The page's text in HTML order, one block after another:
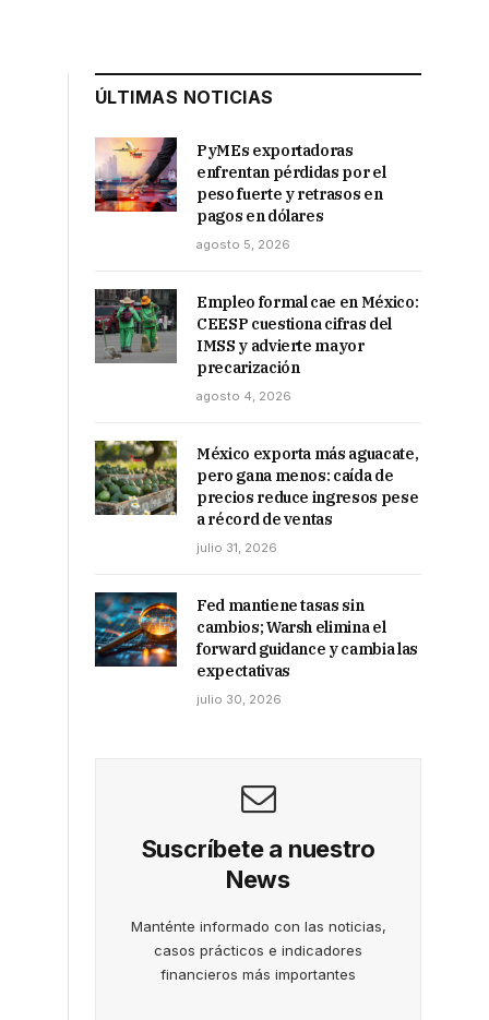
ÚLTIMAS NOTICIAS
PyMEs exportadoras
enfrentan pérdidas por el
peso fuerte y retrasos en
pagos en dólares
agosto 5, 2026
Empleo formal cae en México:
CEESP cuestiona cifras del
IMSS y advierte mayor
precarización
agosto 4, 2026
México exporta más aguacate,
pero gana menos: caída de
precios reduce ingresos pese
a récord de ventas
julio 31, 2026
Fed mantiene tasas sin
cambios; Warsh elimina el
forward guidance y cambia las
expectativas
julio 30, 2026
Suscríbete a nuestro
News
Manténte informado con las noticias,
casos prácticos e indicadores
financieros más importantes